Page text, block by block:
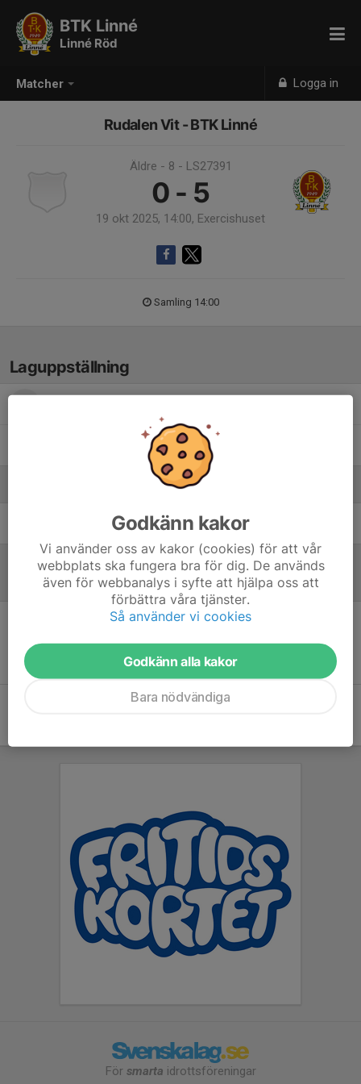
Matcher Logga in
BTK Linné
Linné Röd
Rudalen Vit - BTK Linné
Äldre - 8 - LS27391
0 - 5
19 okt 2025, 14:00, Exercishuset
Samling 14:00
Laguppställning
Anders OlofssonLagledare
Referat
Matchprotokoll
För smarta idrottsföreningar
Godkänn kakor
Vi använder oss av kakor (cookies) för att vår
webbplats ska fungera bra för dig. De används
även för webbanalys i syfte att hjälpa oss att
förbättra våra tjänster.
Så använder vi cookies
Godkänn alla kakor
Bara nödvändiga